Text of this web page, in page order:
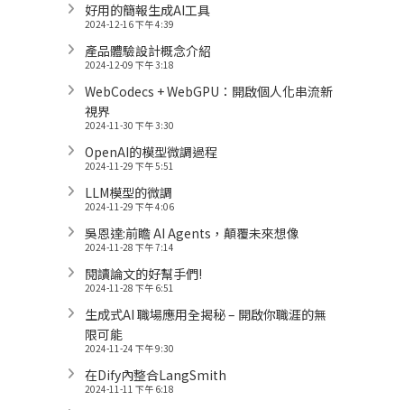
好用的簡報生成AI工具
2024-12-16 下午 4:39
產品體驗設計概念介紹
2024-12-09 下午 3:18
WebCodecs + WebGPU：開啟個人化串流新
視界
2024-11-30 下午 3:30
OpenAI的模型微調過程
2024-11-29 下午 5:51
LLM模型的微調
2024-11-29 下午 4:06
吳恩達:前瞻 AI Agents，顛覆未來想像
2024-11-28 下午 7:14
閱讀論文的好幫手們!
2024-11-28 下午 6:51
生成式AI 職場應用全揭秘 – 開啟你職涯的無
限可能
2024-11-24 下午 9:30
在Dify內整合LangSmith
2024-11-11 下午 6:18